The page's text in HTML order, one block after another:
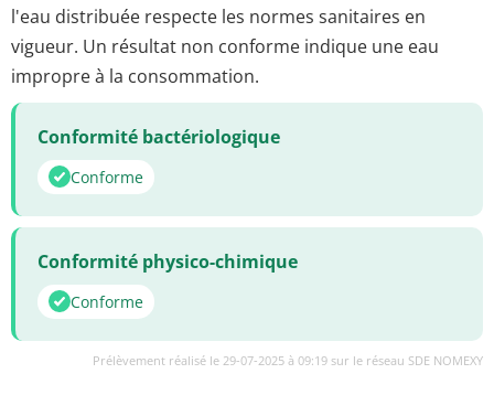
l'eau distribuée respecte les normes sanitaires en
vigueur. Un résultat non conforme indique une eau
impropre à la consommation.
Conformité bactériologique
Conforme
Conformité physico-chimique
Conforme
Prélèvement réalisé le 29-07-2025 à 09:19 sur le réseau SDE NOMEXY